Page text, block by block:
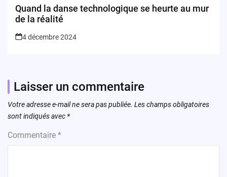
Quand la danse technologique se heurte au mur
de la réalité
4 décembre 2024
Laisser un commentaire
Votre adresse e-mail ne sera pas publiée. Les champs obligatoires
sont indiqués avec *
Commentaire *